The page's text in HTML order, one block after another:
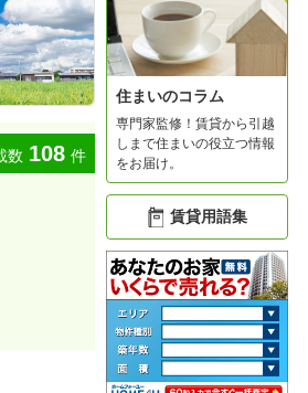
数 108 件
住まいのコラム
専門家監修！賃貸から引越
しまで住まいの役立つ情報
をお届け。
賃貸用語集